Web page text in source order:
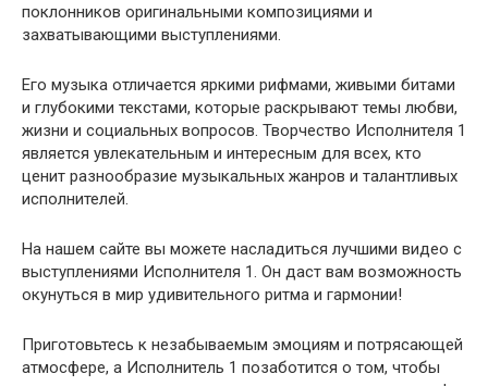
поклонников оригинальными композициями и
захватывающими выступлениями.
Его музыка отличается яркими рифмами, живыми битами
и глубокими текстами, которые раскрывают темы любви,
жизни и социальных вопросов. Творчество Исполнителя 1
является увлекательным и интересным для всех, кто
ценит разнообразие музыкальных жанров и талантливых
исполнителей.
На нашем сайте вы можете насладиться лучшими видео с
выступлениями Исполнителя 1. Он даст вам возможность
окунуться в мир удивительного ритма и гармонии!
Приготовьтесь к незабываемым эмоциям и потрясающей
атмосфере, а Исполнитель 1 позаботится о том, чтобы